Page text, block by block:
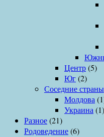
Центр(5)
Юг(2)
Соседние страны
Молдова
Украина(1)
Разное(21)
Родоведение(6)